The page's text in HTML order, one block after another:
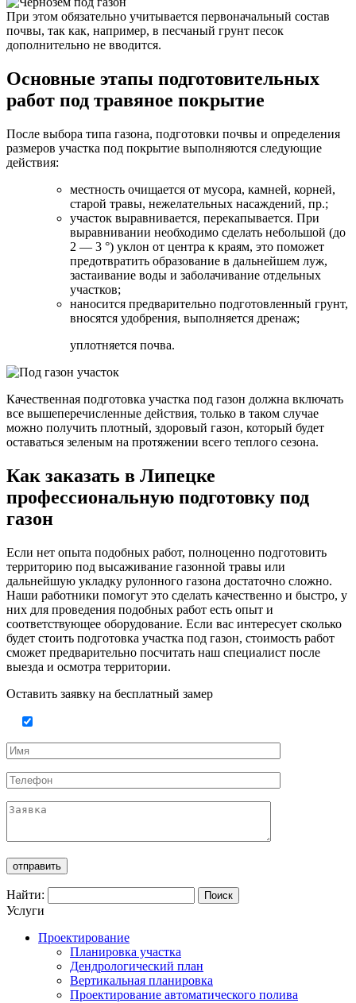
При этом обязательно учитывается первоначальный состав
почвы, так как, например, в песчаный грунт песок
дополнительно не вводится.
Основные этапы подготовительных
работ под травяное покрытие
После выбора типа газона, подготовки почвы и определения
размеров участка под покрытие выполняются следующие
действия:
местность очищается от мусора, камней, корней,
старой травы, нежелательных насаждений, пр.;
участок выравнивается, перекапывается. При
выравнивании необходимо сделать небольшой (до
2 — 3 °) уклон от центра к краям, это поможет
предотвратить образование в дальнейшем луж,
застаивание воды и заболачивание отдельных
участков;
наносится предварительно подготовленный грунт,
вносятся удобрения, выполняется дренаж;
уплотняется почва.
Качественная подготовка участка под газон должна включать
все вышеперечисленные действия, только в таком случае
можно получить плотный, здоровый газон, который будет
оставаться зеленым на протяжении всего теплого сезона.
Как заказать в Липецке
профессиональную подготовку под
газон
Если нет опыта подобных работ, полноценно подготовить
территорию под высаживание газонной травы или
дальнейшую укладку рулонного газона достаточно сложно.
Наши работники помогут это сделать качественно и быстро, у
них для проведения подобных работ есть опыт и
соответствующее оборудование. Если вас интересует сколько
будет стоить подготовка участка под газон, стоимость работ
сможет предварительно посчитать наш специалист после
выезда и осмотра территории.
Оставить заявку на бесплатный замер
Найти:
Услуги
Проектирование
Планировка участка
Дендрологический план
Вертикальная планировка
Проектирование автоматического полива